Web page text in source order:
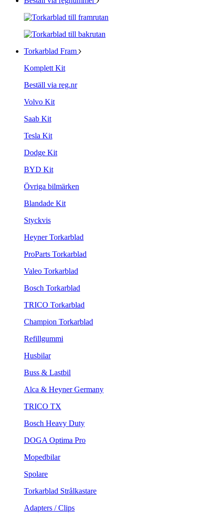
Torkarblad Fram
Komplett Kit
Beställ via reg.nr
Volvo Kit
Saab Kit
Tesla Kit
Dodge Kit
BYD Kit
Övriga bilmärken
Blandade Kit
Styckvis
Heyner Torkarblad
ProParts Torkarblad
Valeo Torkarblad
Bosch Torkarblad
TRICO Torkarblad
Champion Torkarblad
Refillgummi
Husbilar
Buss & Lastbil
Alca & Heyner Germany
TRICO TX
Bosch Heavy Duty
DOGA Optima Pro
Mopedbilar
Spolare
Torkarblad Strålkastare
Adapters / Clips